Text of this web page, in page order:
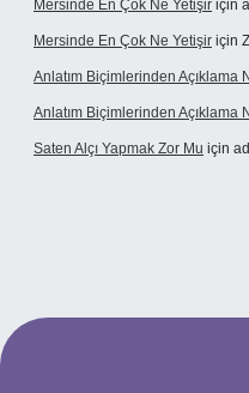
Mersinde En Çok Ne Yetişir için
Mersinde En Çok Ne Yetişir için
Anlatım Biçimlerinden Açıklama
Anlatım Biçimlerinden Açıklama
Saten Alçı Yapmak Zor Mu için
www.hiltonbetx.org/